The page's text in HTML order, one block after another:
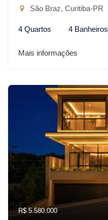
São Braz, Curitiba-PR
4 Quartos 4 Banheiros
Mais informações
R$ 5.580.000